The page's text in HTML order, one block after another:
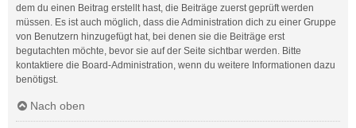
dem du einen Beitrag erstellt hast, die Beiträge zuerst geprüft werden
müssen. Es ist auch möglich, dass die Administration dich zu einer Gruppe
von Benutzern hinzugefügt hat, bei denen sie die Beiträge erst
begutachten möchte, bevor sie auf der Seite sichtbar werden. Bitte
kontaktiere die Board-Administration, wenn du weitere Informationen dazu
benötigst.
Nach oben